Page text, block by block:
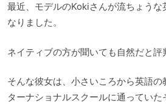
最近、モデルのKokiさんが流ちょうな
なりました。
ネイティブの方が聞いても自然だと評
そんな彼女は、小さいころから英語
ターナショナルスクールに通っていた